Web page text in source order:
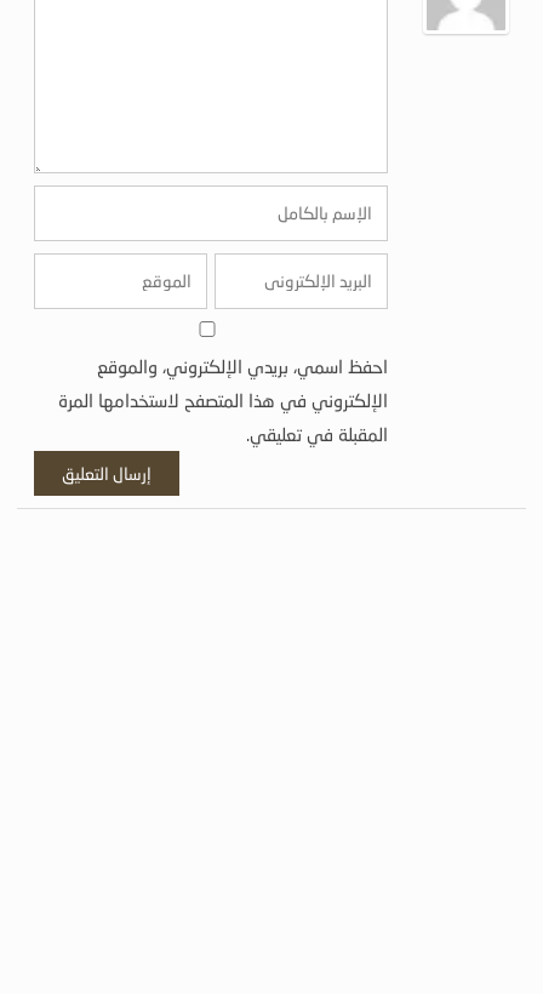
احفظ اسمي، بريدي الإلكتروني، والموقع
الإلكتروني في هذا المتصفح لاستخدامها المرة
المقبلة في تعليقي.